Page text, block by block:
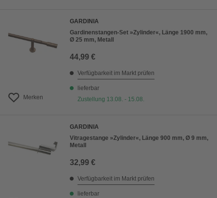
Merken
GARDINIA
Gardinenstangen-Set »Zylinder«, Länge 1900 mm,
Ø 25 mm, Metall
44,99 €
Verfügbarkeit im Markt prüfen
lieferbar
Zustellung 13.08. - 15.08.
GARDINIA
Vitragestange »Zylinder«, Länge 900 mm, Ø 9 mm,
Metall
32,99 €
Verfügbarkeit im Markt prüfen
lieferbar